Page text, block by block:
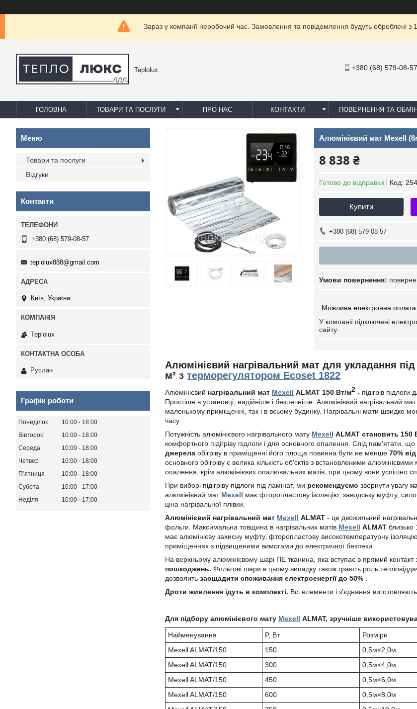
Зараз у компанії неробочий час. Замовлення та повідомлення будуть оброблені з
Teplolux +380 (68) 579-08-57
ГОЛОВНА ТОВАРИ ТА ПОСЛУГИ ПРО НАС КОНТАКТИ ПОВЕРНЕННЯ ТА ОБМІН
Алюмінієвий мат Mexell
8 838 ₴
Готово до відправки Код:
Купити
+380 (68) 579-08-57
У компанії підключені
сайту.
Алюмінієвий нагрівальний мат для укладання під
м² з терморегулятором Ecoset 1822
Алюмінієвий нагрівальний мат Mexell ALMAT 150 Вт/м2 - підігрів
Простіше в установці, надійніше і безпечніше. Алюмінієвий нагрівальний
маленькому приміщенні, так і в всьому будинку. Нагрівальні мати швидко
часу.
Потужність алюмінієвого нагрівального мату Mexell ALMAT становить 150
комфортного підігріву підлоги і для основного опалення. Слід пам'ятати, що
джерела обігріву в приміщенні його площа повинна бути не менше 70%
основного обігріву є велика кількість об'єктів з встановленими
опалення, крім алюмінієвих опалювальних матів, при цьому вони успішно
При виборі підігріву підлоги під ламінат, ми рекомендуємо звернути увагу
алюмінієвий мат Mexell має фторопластову ізоляцію, заводську муфту,
ціна нагрівальної плівки.
Алюмінієвий нагрівальний мат Mexell ALMAT - це двожильний
фольги. Максимальна товщина в нагрівальних матів Mexell ALMAT близько
має алюмінієву захисну муфту, фторопластову високотемпературну
приміщеннях з підвищеними вимогами до електричної безпеки.
На верхньому алюмінієвому шарі ПЕ тканина, яка вступає в прямий контакт
пошкоджень. Фольгові шари в цьому випадку також грають роль
дозволить заощадити споживання електроенергії до 50%
Дроти живлення ідуть в комплекті. Всі елементи і з'єднання
Для підбору алюмінієвого мату Mexell ALMAT, зручніше
Найменування P, Вт Розміри
Mexell ALMAT/150
150 0,5м×2,0м
Mexell ALMAT/150
300 0,5м×4,0м
Mexell ALMAT/150
450 0,5м×6,0м
Mexell ALMAT/150
600 0,5м×8,0м
Товари та послуги
Відгуки
Контакти
+380 (68) 579-08-57
teplolux888@gmail.com
Київ, Україна
Teplolux
Руслан
Графік роботи
Понеділок 10:00
18:00
Вівторок
10:00
18:00
Середа
10:00
18:00
Четвер
10:00
18:00
Пʼятниця
10:00
18:00
Субота
10:00
17:00
Неділя
10:00 17:00